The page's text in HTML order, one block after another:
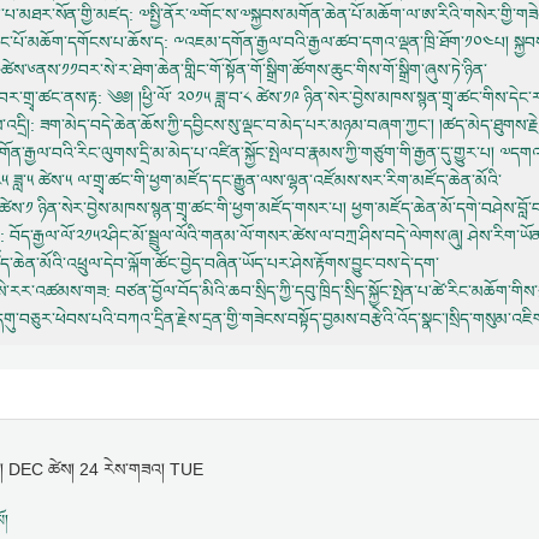
:
: ༸འཇམ་དགོན་རྒྱལ་བའི་རྒྱལ་ཚབ་དགའ་ལྡན་ཁྲི་ཐོག་༡༠༤པ།
: ༄༅། །ཕྱི་ལོ་ ༢༠༡༥ ཟླ་བ་༨ ཚེས་༡༩
: ཟག་མེད་བདེ་ཆེན་ཆོས་ཀྱི་དབྱིངས་སུ་ལྡང་བ་མེད་པར་མཉམ་བཞག་ཀྱང་།
ཟླ་༥ ཚེས་༥ ལ་གྲྭ་ཚང་གི་ཕྱག་མཛོད་དང་རྒྱུན་ལས་ལྷན་འཛོམས་སར་རིག་མཛོད་ཆེན་མོའི་
ཉིན་སེར་བྱེས་མཁས་སྙན་གྲྭ་ཚང་གི་ཕྱག་མཛོད་གསར་པ།
: བོད་རྒྱལ་ལོ་༢༡༥༢ཤིང་མོ་སྦྲུལ་ལོའི་གནམ་ལོ་གསར་ཚེས་ལ་བཀྲ་ཤིས་བདེ་ལེགས་ཞུ།
:
DEC ཚེས། 24 རེས་གཟའ། TUE